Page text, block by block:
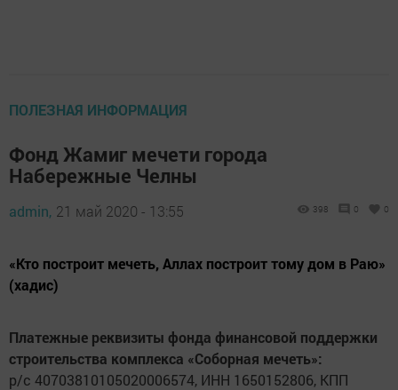
ПОЛЕЗНАЯ ИНФОРМАЦИЯ
Фонд Жамиг мечети города
Набережные Челны
admin, 21 май 2020 - 13:55 398 0 0
«Кто построит мечеть, Аллах построит тому дом в Раю»
(хадис)
Платежные реквизиты фонда финансовой поддержки
строительства комплекса «Соборная мечеть»:
р/с 40703810105020006574, ИНН 1650152806, КПП